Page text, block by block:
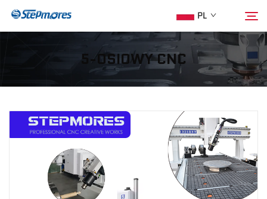
PL
O Nas
Przewodnik
Szukaj
5-OSIOWY CNC